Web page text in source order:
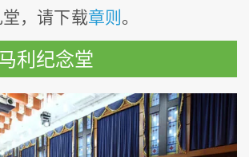
，请下载章则。
利纪念堂